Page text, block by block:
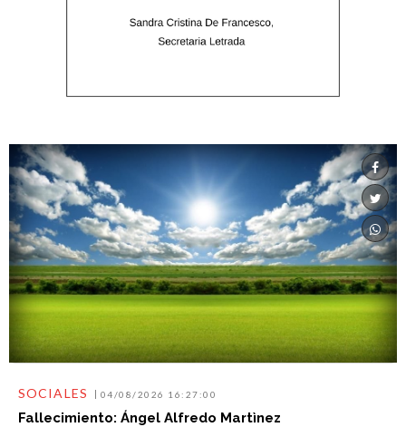
SOCIALES 04/08/2026 16:27:00
Fallecimiento: Ángel Alfredo Martìnez